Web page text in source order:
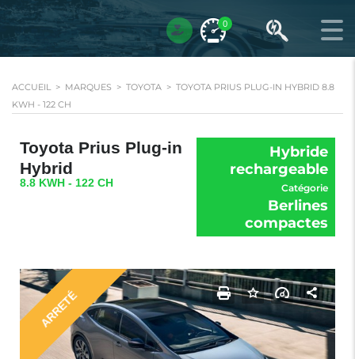
0
ACCUEIL > MARQUES > TOYOTA > TOYOTA PRIUS PLUG-IN HYBRID 8.8
KWH - 122 CH
Toyota Prius Plug-in
Hybrid
8.8 KWH - 122 CH
Hybride
rechargeable
Catégorie
Berlines
compactes
ARRETÉ